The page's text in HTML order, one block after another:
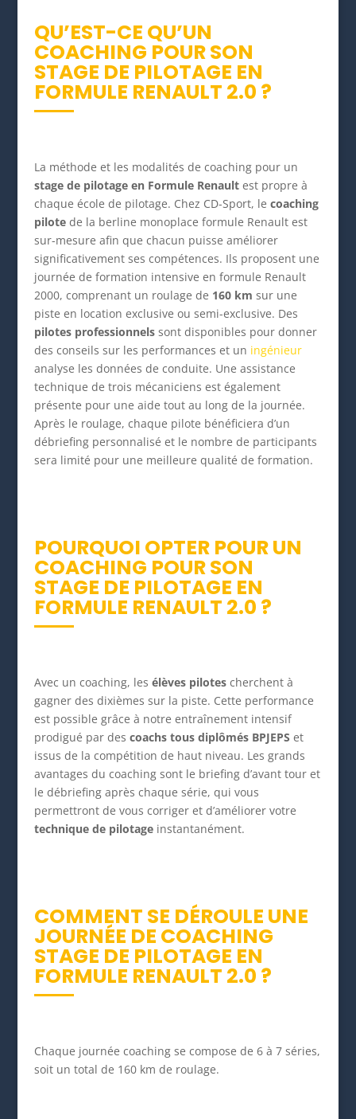
QU’EST-CE QU’UN
COACHING POUR SON
STAGE DE PILOTAGE EN
FORMULE RENAULT 2.0 ?
La méthode et les modalités de coaching pour un
stage de pilotage en Formule Renaultest propre à
chaque école de pilotage. Chez CD-Sport, le coaching
pilotede la berline monoplace formule Renault est
sur-mesure afin que chacun puisse améliorer
significativement ses compétences. Ils proposent une
journée de formation intensive en formule Renault
2000, comprenant un roulage de 160 km sur une
piste en location exclusive ou semi-exclusive. Des
pilotes professionnelssont disponibles pour donner
des conseils sur les performances et un ingénieur
analyse les données de conduite. Une assistance
technique de trois mécaniciens est également
présente pour une aide tout au long de la journée.
Après le roulage, chaque pilote bénéficiera d’un
débriefing personnalisé et le nombre de participants
sera limité pour une meilleure qualité de formation.
POURQUOI OPTER POUR UN
COACHING POUR SON
STAGE DE PILOTAGE EN
FORMULE RENAULT 2.0 ?
Avec un coaching, les élèves pilotescherchent à
gagner des dixièmes sur la piste. Cette performance
est possible grâce à notre entraînement intensif
prodigué par des coachs tous diplômés BPJEPS et
issus de la compétition de haut niveau. Les grands
avantages du coaching sont le briefing d’avant tour et
le débriefing après chaque série, qui vous
permettront de vous corriger et d’améliorer votre
technique de pilotageinstantanément.
COMMENT SE DÉROULE UNE
JOURNÉE DE COACHING
STAGE DE PILOTAGE EN
FORMULE RENAULT 2.0 ?
Chaque journée coaching se compose de 6 à 7 séries,
soit un total de 160 km de roulage.